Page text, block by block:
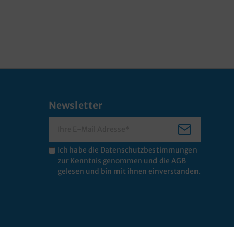
Newsletter
Ich habe die Datenschutzbestimmungen
zur Kenntnis genommen und die AGB
gelesen und bin mit ihnen einverstanden.